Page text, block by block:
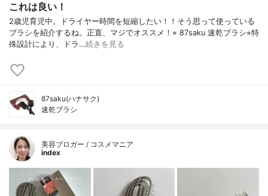
これは良い！
2歳児育児中。ドライヤー時間を短縮したい！！そう思って使っている
ブラシを紹介するね。正直、マジでオススメ！⭐︎ 87saku 速乾ブラシ⭐︎特
殊設計により、ドラ…続きを見る
87saku(ハナサク)
速乾ブラシ
美容ブロガー / コスメマニア
index